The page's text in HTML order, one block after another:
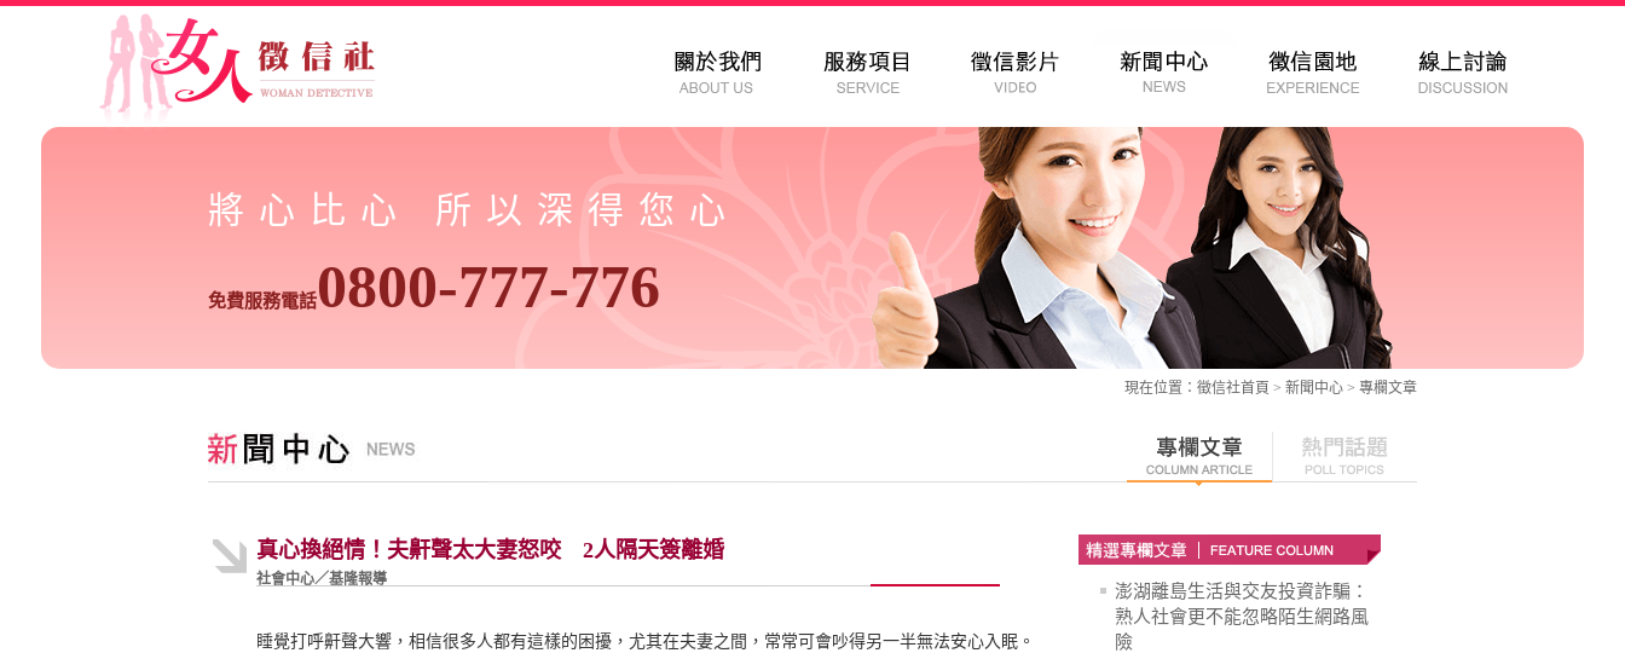
將心比心 所以深得您心
免費服務電話0800-777-776
現在位置： 徵信社首頁 > 新聞中心 > 專欄文章
真心換絕情！夫鼾聲太大妻怒咬 2人隔天簽離婚
社會中心／基隆報導
睡覺打呼鼾聲大響，相信很多人都有這樣的困擾，尤其在夫妻之間，常常可會吵得另一半無法安心入眠。
澎湖離島生活與交友投資詐騙：
熟人社會更不能忽略陌生網路風
險